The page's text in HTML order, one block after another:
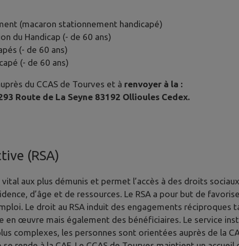
(macaron stationnement handicapé)
du Handicap (- de 60 ans)
(- de 60 ans)
(- de 60 ans)
du CCAS de Tourves et à renvoyer à la :
Route de La Seyne 83192 Ollioules Cedex.
(RSA)
aux plus démunis et permet l’accès à des droits
d’âge et de ressources. Le RSA a pour but de
Le droit au RSA induit des engagements
en œuvre mais également des bénéficiaires. Le service
complexes, les personnes sont orientées auprès de la